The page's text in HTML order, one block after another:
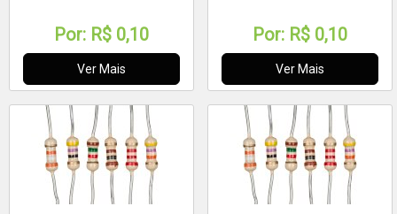
Por: R$ 0,10
Ver Mais
Por: R$ 0,10
Ver Mais